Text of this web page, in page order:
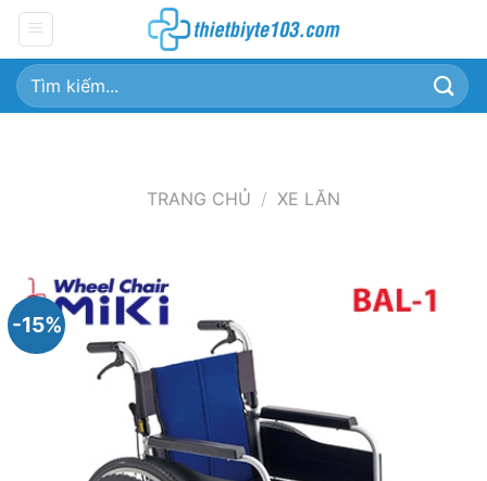
Chuyển
đến
nội
dung
Tìm
kiếm:
TRANG CHỦ / XE LĂN
-15%